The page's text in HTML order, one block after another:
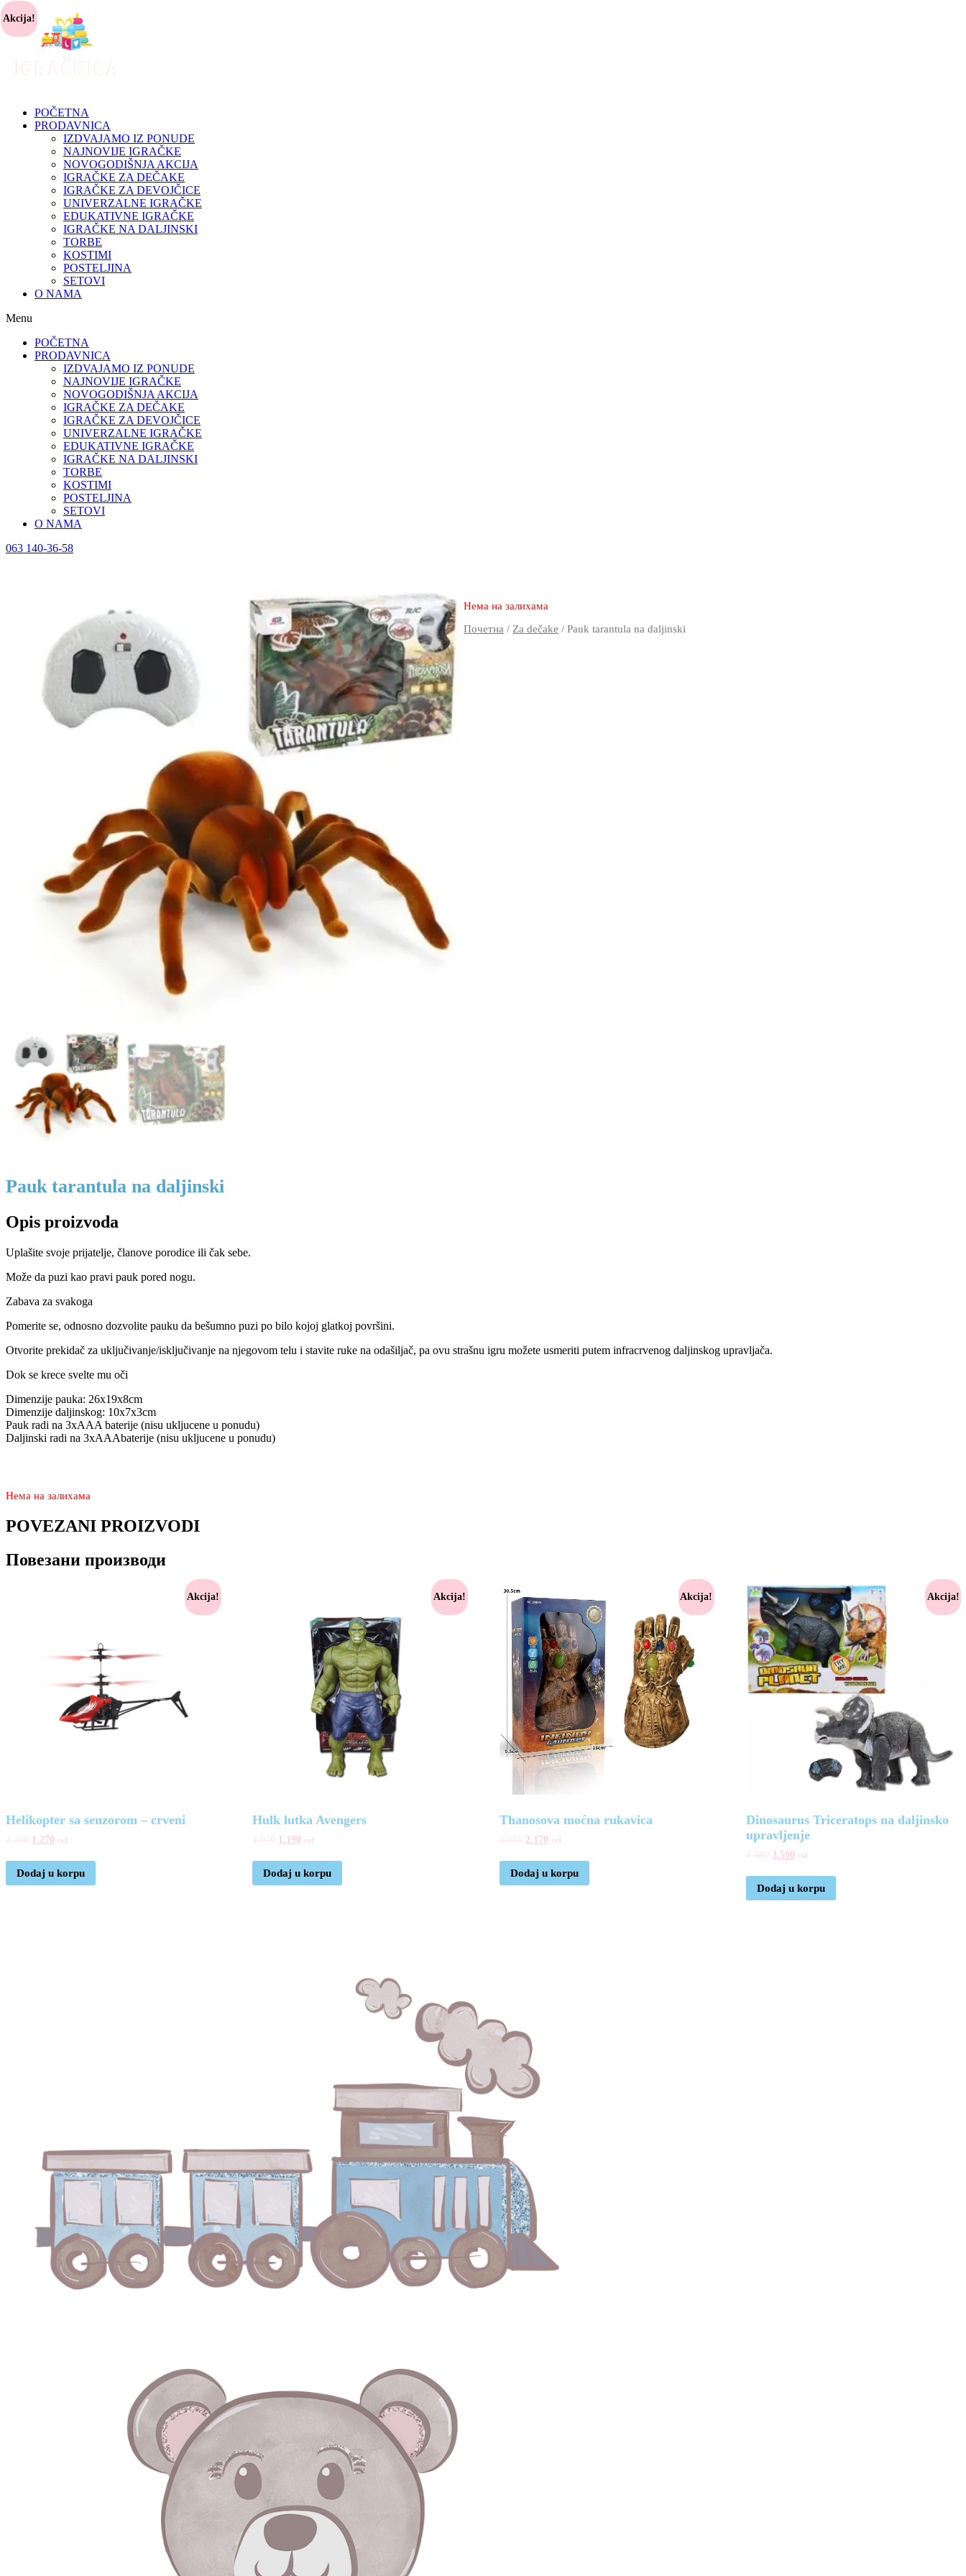
POČETNA
PRODAVNICA
IZDVAJAMO IZ PONUDE
NAJNOVIJE IGRAČKE
NOVOGODIŠNJA AKCIJA
IGRAČKE ZA DEČAKE
IGRAČKE ZA DEVOJČICE
UNIVERZALNE IGRAČKE
EDUKATIVNE IGRAČKE
IGRAČKE NA DALJINSKI
TORBE
KOSTIMI
POSTELJINA
SETOVI
O NAMA
Menu
POČETNA
PRODAVNICA
IZDVAJAMO IZ PONUDE
NAJNOVIJE IGRAČKE
NOVOGODIŠNJA AKCIJA
IGRAČKE ZA DEČAKE
IGRAČKE ZA DEVOJČICE
UNIVERZALNE IGRAČKE
EDUKATIVNE IGRAČKE
IGRAČKE NA DALJINSKI
TORBE
KOSTIMI
POSTELJINA
SETOVI
O NAMA
063 140-36-58
Akcija!
Нема на залихама
Почетна / Za dečake / Pauk tarantula na daljinski
Pauk tarantula na daljinski
Opis proizvoda
Uplašite svoje prijatelje, članove porodice ili čak sebe.
Može da puzi kao pravi pauk pored nogu.
Zabava za svakoga
Pomerite se, odnosno dozvolite pauku da bešumno puzi po bilo kojoj glatkoj površini.
Otvorite prekidač za uključivanje/isključivanje na njegovom telu i stavite ruke na odašiljač, pa ovu strašnu igru možete usmeriti putem infracrvenog daljinskog upravljača.
Dok se krece svelte mu oči
Dimenzije pauka: 26x19x8cm
Dimenzije daljinskog: 10x7x3cm
Pauk radi na 3xAAA baterije (nisu ukljucene u ponudu)
Daljinski radi na 3xAAAbaterije (nisu ukljucene u ponudu)
Нема на залихама
POVEZANI PROIZVODI
Повезани производи
Akcija!
Helikopter sa senzorom – crveni
1.270 rsd
Dodaj u korpu
Akcija!
Hulk lutka Avengers
1.190 rsd
Dodaj u korpu
Akcija!
Thanosova moćna rukavica
2.170 rsd
Dodaj u korpu
Akcija!
Dinosaurus Triceratops na daljinsko
upravljenje
3.590 rsd
Dodaj u korpu